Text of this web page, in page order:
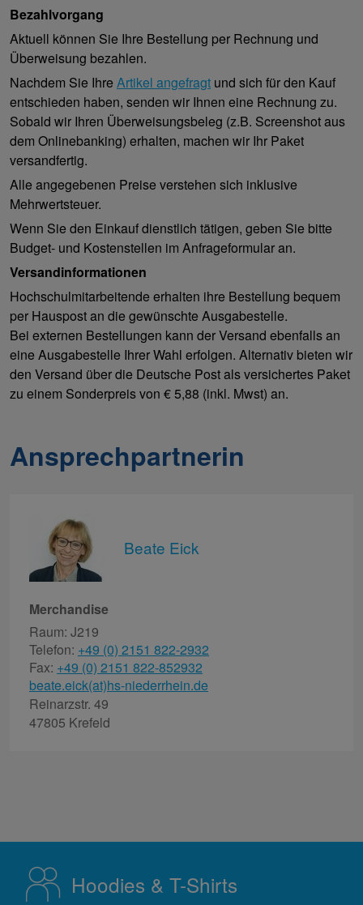
Bezahlvorgang
Aktuell können Sie Ihre Bestellung per Rechnung und
Überweisung bezahlen.
Nachdem Sie Ihre Artikel angefragt und sich für den Kauf
entschieden haben, senden wir Ihnen eine Rechnung zu.
Sobald wir Ihren Überweisungsbeleg (z.B. Screenshot aus
dem Onlinebanking) erhalten, machen wir Ihr Paket
versandfertig.
Alle angegebenen Preise verstehen sich inklusive
Mehrwertsteuer.
Wenn Sie den Einkauf dienstlich tätigen, geben Sie bitte
Budget- und Kostenstellen im Anfrageformular an.
Versandinformationen
Hochschulmitarbeitende erhalten ihre Bestellung bequem
per Hauspost an die gewünschte Ausgabestelle.
Bei externen Bestellungen kann der Versand ebenfalls an
eine Ausgabestelle Ihrer Wahl erfolgen. Alternativ bieten wir
den Versand über die Deutsche Post als versichertes Paket
zu einem Sonderpreis von € 5,88 (inkl. Mwst) an.
Ansprechpartnerin
Beate Eick
Merchandise
Raum: J219
Telefon: +49 (0) 2151 822-2932
Fax: +49 (0) 2151 822-852932
beate.eick(at)hs-niederrhein.de
Reinarzstr. 49
47805 Krefeld
Hoodies & T-Shirts